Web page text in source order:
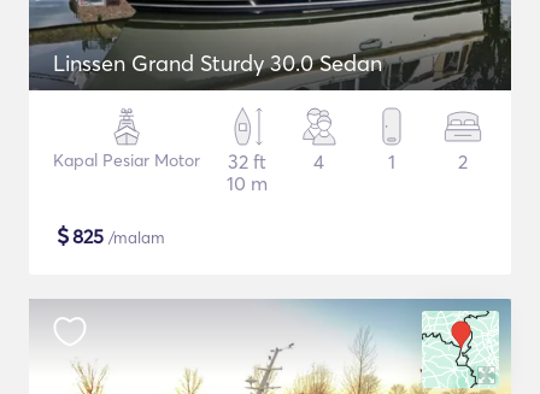
Linssen Grand Sturdy 30.0 Sedan
Kapal Pesiar Motor
32 ft
10 m
4 1 2
$825 /malam